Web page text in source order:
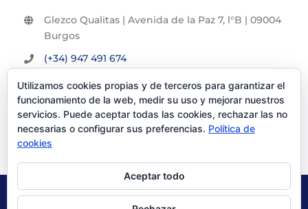
Glezco Qualitas | Avenida de la Paz 7, l°B | 09004
Burgos
(+34) 947 491 674
info@glezco.com
© Glezco Asesores y Consultores 2019 | Todos los derechos
Utilizamos cookies propias y de terceros para garantizar el
funcionamiento de la web, medir su uso y mejorar nuestros
servicios. Puede aceptar todas las cookies, rechazar las no
necesarias o configurar sus preferencias. Política de
cookies
Aceptar todo